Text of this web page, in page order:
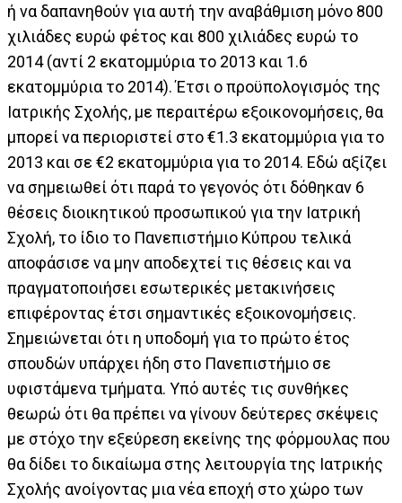
ή να δαπανηθούν για αυτή την αναβάθμιση μόνο 800
χιλιάδες ευρώ φέτος και 800 χιλιάδες ευρώ το
2014 (αντί 2 εκατομμύρια το 2013 και 1.6
εκατομμύρια το 2014). Έτσι ο προϋπολογισμός της
Ιατρικής Σχολής, με περαιτέρω εξοικονομήσεις, θα
μπορεί να περιοριστεί στο €1.3 εκατομμύρια για το
2013 και σε €2 εκατομμύρια για το 2014. Εδώ αξίζει
να σημειωθεί ότι παρά το γεγονός ότι δόθηκαν 6
θέσεις διοικητικού προσωπικού για την Ιατρική
Σχολή, το ίδιο το Πανεπιστήμιο Κύπρου τελικά
αποφάσισε να μην αποδεχτεί τις θέσεις και να
πραγματοποιήσει εσωτερικές μετακινήσεις
επιφέροντας έτσι σημαντικές εξοικονομήσεις.
Σημειώνεται ότι η υποδομή για το πρώτο έτος
σπουδών υπάρχει ήδη στο Πανεπιστήμιο σε
υφιστάμενα τμήματα. Υπό αυτές τις συνθήκες
θεωρώ ότι θα πρέπει να γίνουν δεύτερες σκέψεις
με στόχο την εξεύρεση εκείνης της φόρμουλας που
θα δίδει το δικαίωμα στης λειτουργία της Ιατρικής
Σχολής ανοίγοντας μια νέα εποχή στο χώρο των